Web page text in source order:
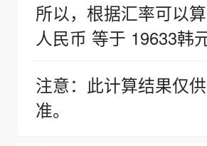
所以，根据汇率可以
人民币 等于 19633韩
注意：此计算结果仅
准。